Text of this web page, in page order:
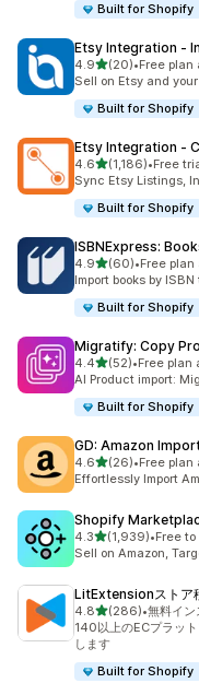
Built for Shopify
Etsy Integration ‑
4.95つ星中
(20)
合計レビュー数：20件
•Free plan
Sell on Etsy and
Built for Shopify
Etsy Integration ‑
4.65つ星中
(1,186)
合計レビュー数：1186
•Free
Sync Etsy Listings,
Built for Shopify
ISBNExpress:
4.95つ星中
(60)
合計レビュー数：60件
•Free
Import books by
Built for Shopify
Migratify: Copy
4.45つ星中
(52)
合計レビュー数：52件
•Free plan
AI Product import:
Built for Shopify
GD: Amazon
4.65つ星中
(26)
合計レビュー数：26件
•Free plan
Effortlessly Import
Shopify
4.35つ星中
(1,939)
合計レビュー数：
•Free
Sell on Amazon,
LitExtensionストア
4.85つ星中
(286)
合計レビュー数：286
•無料イン
140以上のECプラッ
します
Built for Shopify